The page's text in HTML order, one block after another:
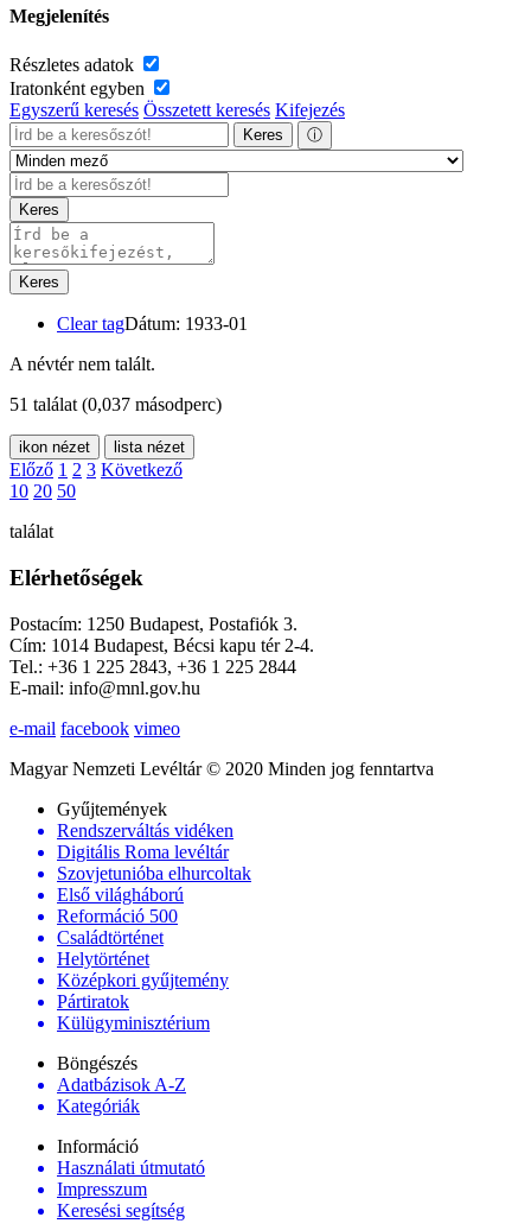
Megjelenítés
Részletes adatok
Iratonként egyben
Egyszerű keresés Összetett keresés Kifejezés
Keres ⓘ
Keres
Keres
Clear tagDátum: 1933-01
A névtér nem talált.
51 találat (0,037 másodperc)
ikon nézet lista nézet
Előző 1 2 3 Következő
10 20 50
találat
Elérhetőségek
Postacím: 1250 Budapest, Postafiók 3.
Cím: 1014 Budapest, Bécsi kapu tér 2-4.
Tel.: +36 1 225 2843, +36 1 225 2844
E-mail: info@mnl.gov.hu
e-mail facebook vimeo
Magyar Nemzeti Levéltár © 2020 Minden jog fenntartva
Gyűjtemények
Rendszerváltás vidéken
Digitális Roma levéltár
Szovjetunióba elhurcoltak
Első világháború
Reformáció 500
Családtörténet
Helytörténet
Középkori gyűjtemény
Pártiratok
Külügyminisztérium
Böngészés
Adatbázisok A-Z
Kategóriák
Információ
Használati útmutató
Impresszum
Keresési segítség